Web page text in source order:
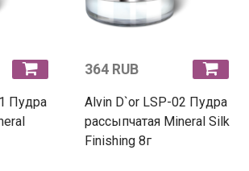
Пудра
364 RUB
Alvin D`or LSP-02 Пудра
рассыпчатая Mineral Silk
Finishing 8г